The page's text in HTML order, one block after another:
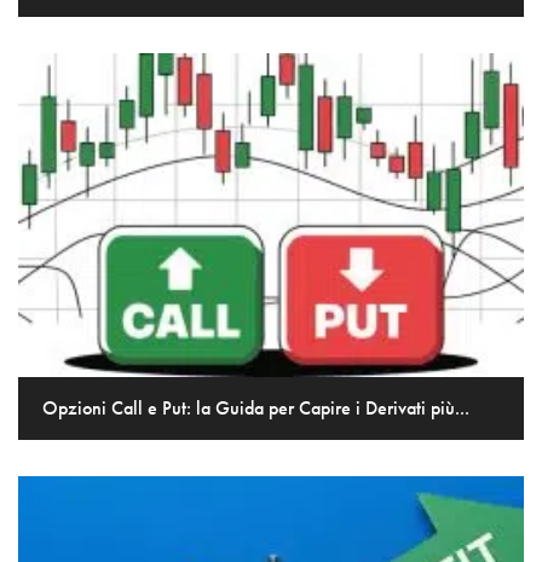
Opzioni Call e Put: la Guida per Capire i Derivati più...